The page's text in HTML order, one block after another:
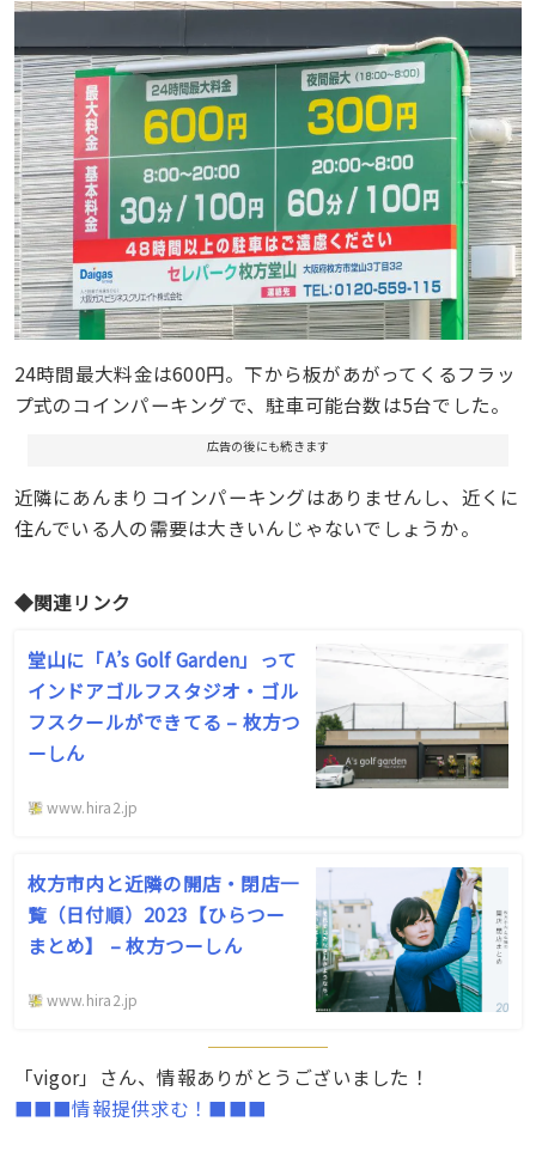
24時間最大料金は600円。下から板があがってくるフラッ
プ式のコインパーキングで、駐車可能台数は5台でした。
広告の後にも続きます
近隣にあんまりコインパーキングはありませんし、近くに
住んでいる人の需要は大きいんじゃないでしょうか。
◆関連リンク
堂山に「A’s Golf Garden」って
インドアゴルフスタジオ・ゴル
フスクールができてる – 枚方つ
ーしん
www.hira2.jp
枚方市内と近隣の開店・閉店一
覧（日付順）2023【ひらつー
まとめ】 – 枚方つーしん
www.hira2.jp
「vigor」さん、情報ありがとうございました！
■■■情報提供求む！■■■